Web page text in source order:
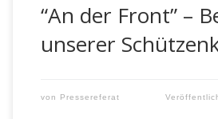
“An der Front” –
unserer
von Pressereferat